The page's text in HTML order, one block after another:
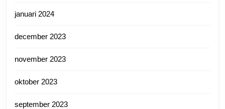
januari 2024
december 2023
november 2023
oktober 2023
september 2023